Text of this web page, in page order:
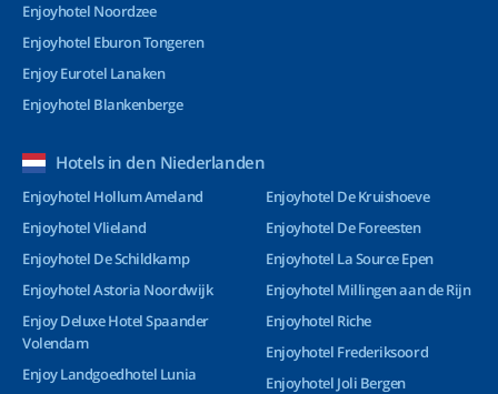
Enjoyhotel Noordzee
Enjoyhotel Eburon Tongeren
Enjoy Eurotel Lanaken
Enjoyhotel Blankenberge
Hotels in den Niederlanden
Enjoyhotel Hollum Ameland
Enjoyhotel Vlieland
Enjoyhotel De Schildkamp
Enjoyhotel Astoria Noordwijk
Enjoy Deluxe Hotel Spaander
Volendam
Enjoy Landgoedhotel Lunia
Enjoyhotel De Kruishoeve
Enjoyhotel De Foreesten
Enjoyhotel La Source Epen
Enjoyhotel Millingen aan de Rijn
Enjoyhotel Riche
Enjoyhotel Frederiksoord
Enjoyhotel Joli Bergen